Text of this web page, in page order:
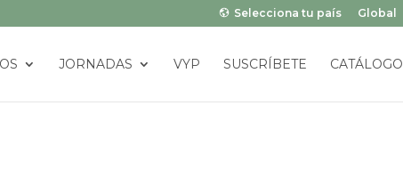
Selecciona tu país Global
JORNADAS VYP SUSCRÍBETE CATÁLOGO